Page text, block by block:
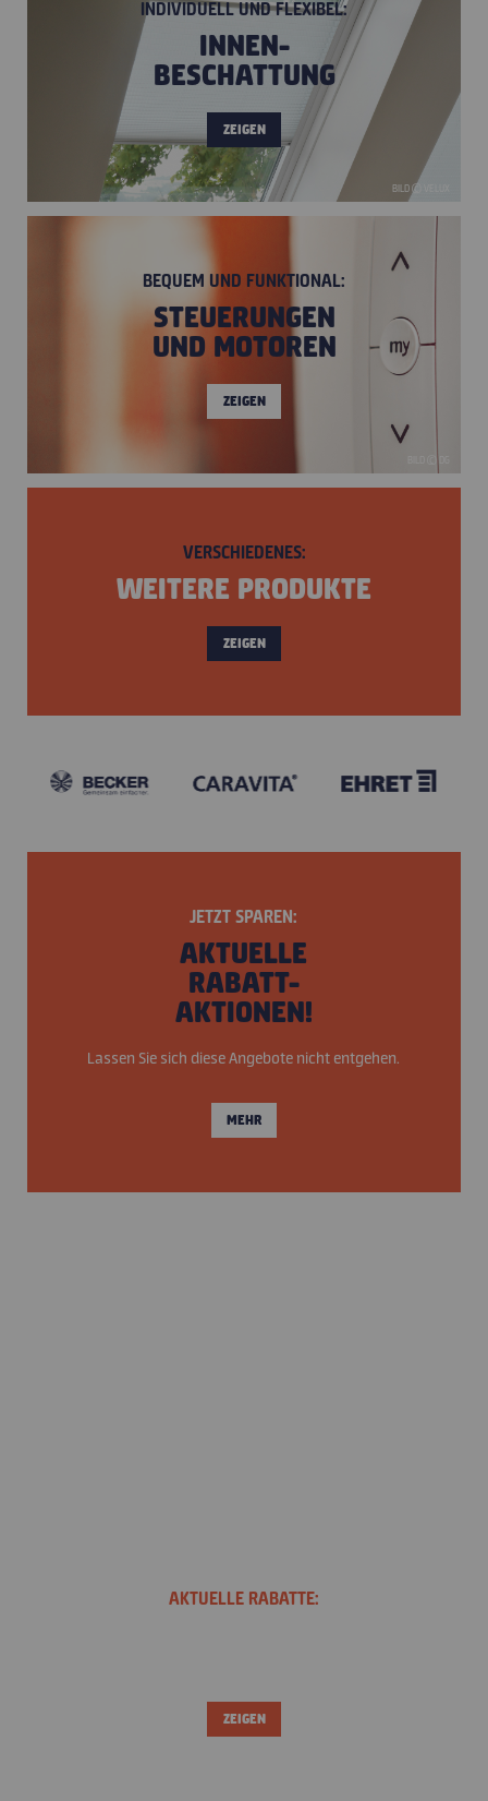
BILD © VELUX
INDIVIDUELL UND FLEXIBEL:
INNEN-
BESCHATTUNG
ZEIGEN
BEQUEM UND FUNKTIONAL:
STEUERUNGEN
UND MOTOREN
ZEIGEN
VERSCHIEDENES:
WEITERE PRODUKTE
ZEIGEN
JETZT SPAREN:
AKTUELLE
RABATT-
AKTIONEN!
Lassen Sie sich diese Angebote nicht entgehen.
MEHR
AKTUELLE RABATTE:
ZEIGEN